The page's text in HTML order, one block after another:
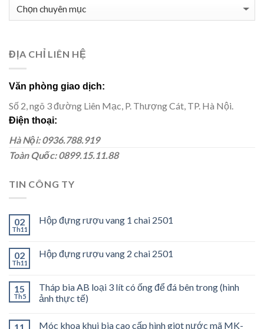
BLOG
SẢN
ĐỊA CHỈ LIÊN HỆ
Văn phòng giao dịch:
Số 2, ngõ 3 đường Liên Mạc, P. Thượng Cát, TP. Hà Nội.
Điện thoại:
Hà Nội: 0936.788.919
Toàn Quốc: 0899.15.11.88
TIN CÔNG TY
02
Th11
Hộp đựng rượu vang 1 chai 2501
02
Th11
Hộp đựng rượu vang 2 chai 2501
15
Th5
Tháp bia AB loại 3 lít có ống để đá bên trong (hình
ảnh thực tế)
Móc khoa khui bia cao cấp hình giọt nước mã MK-